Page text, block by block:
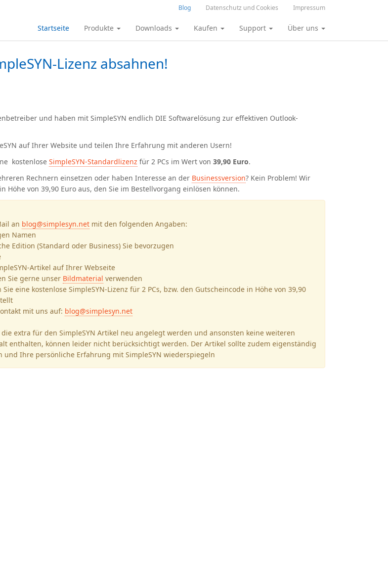
Startseite Produkte Downloads Kaufen Support Über uns
Blog Datenschutz und Cookies Impressum
Lizenz absahnen!
und haben mit SimpleSYN endlich DIE Softwarelösung zur effektiven Outlook-
auf Ihrer Website und teilen Ihre Erfahrung mit anderen Usern!
kostenlose SimpleSYN-Standardlizenz für 2 PCs im Wert von 39,90 Euro.
Rechnern einsetzen oder haben Interesse an der Businessversion? Kein Problem! Wir
Höhe von 39,90 Euro aus, den Sie im Bestellvorgang einlösen können.
an blog@simplesyn.net mit den folgenden Angaben:
Namen
Edition (Standard oder Business) Sie bevorzugen
Artikel auf Ihrer Webseite
Sie gerne unser Bildmaterial verwenden
eine kostenlose SimpleSYN-Lizenz für 2 PCs, bzw. den Gutscheincode in Höhe von 39,90
mit uns auf: blog@simplesyn.net
extra für den SimpleSYN Artikel neu angelegt werden und ansonsten keine weiteren
enthalten, können leider nicht berücksichtigt werden. Der Artikel sollte zudem eigenständig
und Ihre persönliche Erfahrung mit SimpleSYN wiederspiegeln